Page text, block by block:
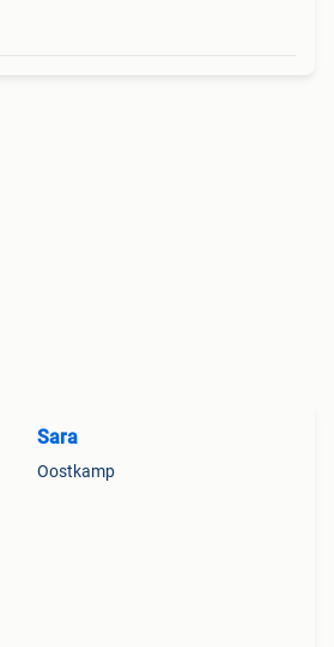
Sara
Oostkamp